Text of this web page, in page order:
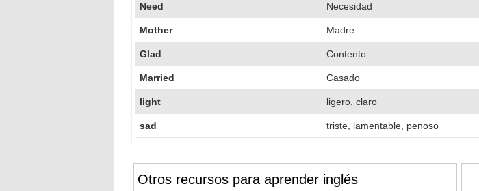
Need Necesidad
Mother Madre
Glad Contento
Married Casado
light ligero, claro
sad triste, lamentable, penoso
Otros recursos para aprender inglés